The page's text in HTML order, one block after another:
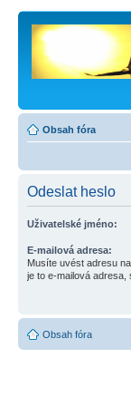
Obsah fóra
Odeslat heslo
Uživatelské jméno:
E-mailová adresa:
Musíte uvést adresu
je to e-mailová adresa,
Obsah fóra